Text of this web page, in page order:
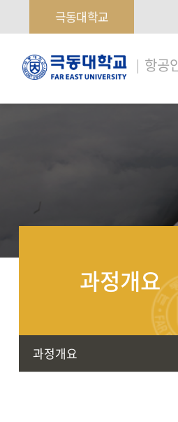
극동대학교
극
동
항공
과정개요
과정개요